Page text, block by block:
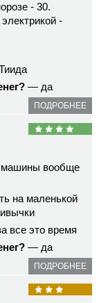
- 30.
-
— да
ПОДРОБНЕЕ
машины вообще
на маленькой
все это время
— да
ПОДРОБНЕЕ